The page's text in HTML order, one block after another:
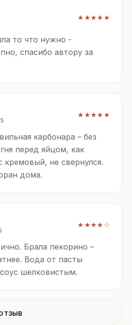
★★★★★
то что нужно -
спасибо автору за
★★★★★
карбонара – без
перед яйцом, как
кремовый, не свернулся.
дома.
★★★★☆
Брала пекорино –
Вода от пасты
шелковистым.